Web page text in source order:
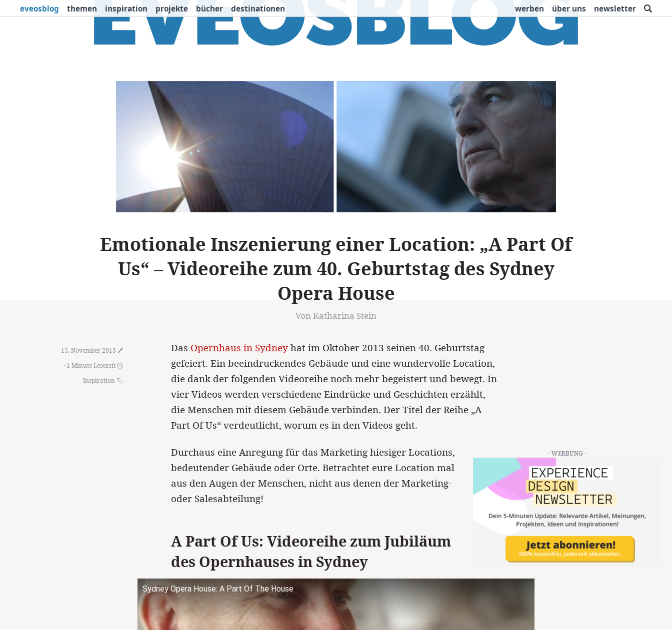
eveosblog themen inspiration projekte bücher destinationen werben über uns newsletter
Projekte Inspiration Destinationen Über uns Werbung
Buchtipps
Emotionale Inszenierung einer Location: „A Part Of
Us“ – Videoreihe zum 40. Geburtstag des Sydney
Opera House
Von Katharina Stein
15. November 2013 🖊️
~1 Minute Lesezeit 🕓
Inspiration
Das Opernhaus in Sydneyhat im Oktober 2013 seinen 40. Geburtstag
gefeiert. Ein beeindruckendes Gebäude und eine wundervolle Location,
die dank der folgenden Videoreihe noch mehr begeistert und bewegt. In
vier Videos werden verschiedene Eindrücke und Geschichten erzählt,
die Menschen mit diesem Gebäude verbinden. Der Titel der Reihe „A
Part Of Us“ verdeutlicht, worum es in den Videos geht.
– WERBUNG –
Durchaus eine Anregung für das Marketing hiesiger Locations,
bedeutender Gebäude oder Orte. Betrachtet eure Location mal
aus den Augen der Menschen, nicht aus denen der Marketing-
oder Salesabteilung!
A Part Of Us: Videoreihe zum Jubiläum
des Opernhauses in Sydney
Sydney Opera House: A Part Of The House